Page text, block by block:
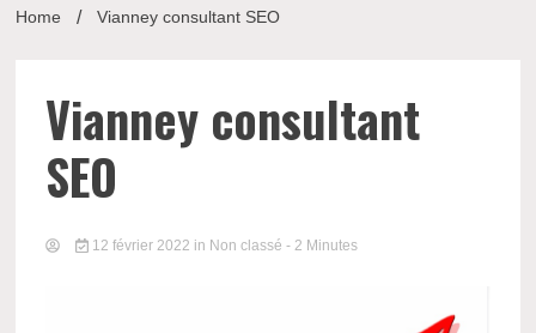
Home Vianney consultant SEO
Vianney consultant
SEO
12 février 2022 in Non classé - 2 Minutes